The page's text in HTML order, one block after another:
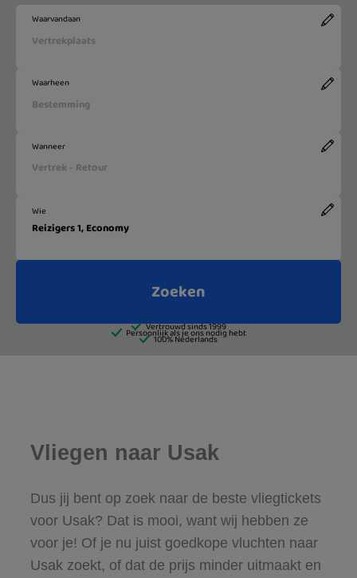
Vliegen naar Usak
Dus jij bent op zoek naar de beste vliegtickets
voor Usak? Dat is mooi, want wij hebben ze
voor je! Of je nu juist goedkope vluchten naar
Usak zoekt, of dat de prijs minder uitmaakt en